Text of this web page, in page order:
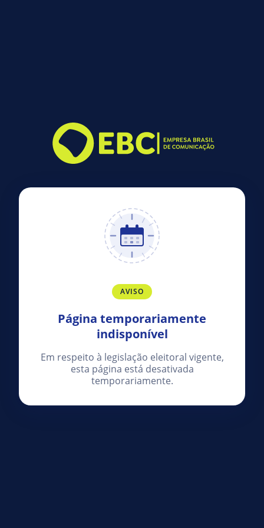
AVISO
Página temporariamente
indisponível
Em respeito à legislação eleitoral vigente,
esta página está desativada
temporariamente.